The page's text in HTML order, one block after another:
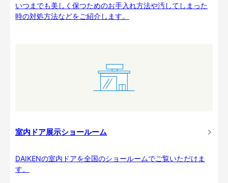
いつまでも美しく保つためのお手入れ方法や汚してしまった
時の対処方法などをご紹介します。
室内ドア展示ショールーム
DAIKENの室内ドアを全国のショールームでご覧いただけま
す。